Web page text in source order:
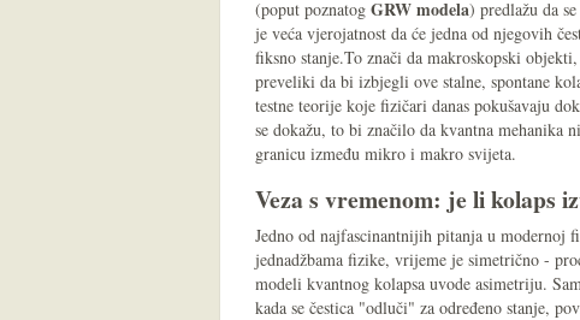
(poput poznatog GRW modela) predlažu da
je veća vjerojatnost da će jedna od njegovih
fiksno stanje.To znači da makroskopski
preveliki da bi izbjegli ove stalne, spontane
testne teorije koje fizičari danas pokušavaju
se dokažu, to bi značilo da kvantna mehanika
granicu između mikro i makro svijeta.
Veza s vremenom: je li kolaps
Jedno od najfascinantnijih pitanja u modernoj
jednadžbama fizike, vrijeme je simetrično -
modeli kvantnog kolapsa uvode asimetriju.
kada se čestica "odluči" za određeno stanje,